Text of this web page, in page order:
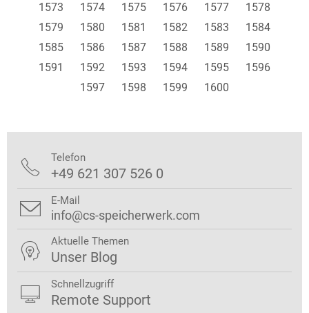
1573
1574 1575 1576 1577
1578
1579
1580 1581 1582 1583
1584
1585
1586 1587 1588 1589
1590
1591
1592 1593 1594 1595
1596
1597
1598 1599 1600
 Telefon
+49 621 307 526 0
 E-Mail
info@cs-speicherwerk.com
 Aktuelle Themen
Unser Blog
 Schnellzugriff
Remote Support